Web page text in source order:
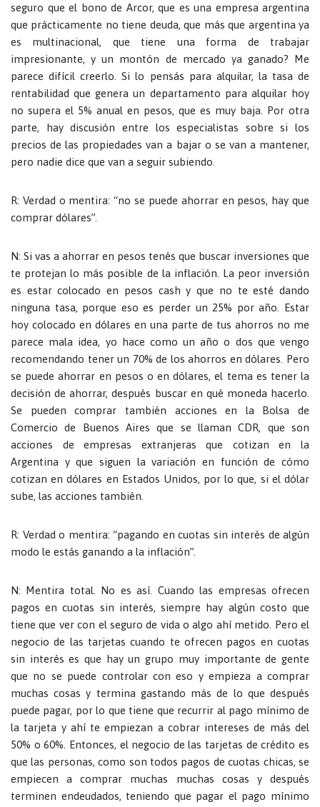
seguro que el bono de Arcor, que es una empresa argentina
que prácticamente no tiene deuda, que más que argentina ya
es multinacional, que tiene una forma de trabajar
impresionante, y un montón de mercado ya ganado? Me
parece difícil creerlo. Si lo pensás para alquilar, la tasa de
rentabilidad que genera un departamento para alquilar hoy
no supera el 5% anual en pesos, que es muy baja. Por otra
parte, hay discusión entre los especialistas sobre si los
precios de las propiedades van a bajar o se van a mantener,
pero nadie dice que van a seguir subiendo.
R: Verdad o mentira: “no se puede ahorrar en pesos, hay que
comprar dólares”.
N: Si vas a ahorrar en pesos tenés que buscar inversiones que
te protejan lo más posible de la inflación. La peor inversión
es estar colocado en pesos cash y que no te esté dando
ninguna tasa, porque eso es perder un 25% por año. Estar
hoy colocado en dólares en una parte de tus ahorros no me
parece mala idea, yo hace como un año o dos que vengo
recomendando tener un 70% de los ahorros en dólares. Pero
se puede ahorrar en pesos o en dólares, el tema es tener la
decisión de ahorrar, después buscar en qué moneda hacerlo.
Se pueden comprar también acciones en la Bolsa de
Comercio de Buenos Aires que se llaman CDR, que son
acciones de empresas extranjeras que cotizan en la
Argentina y que siguen la variación en función de cómo
cotizan en dólares en Estados Unidos, por lo que, si el dólar
sube, las acciones también.
R: Verdad o mentira: “pagando en cuotas sin interés de algún
modo le estás ganando a la inflación”.
N: Mentira total. No es así. Cuando las empresas ofrecen
pagos en cuotas sin interés, siempre hay algún costo que
tiene que ver con el seguro de vida o algo ahí metido. Pero el
negocio de las tarjetas cuando te ofrecen pagos en cuotas
sin interés es que hay un grupo muy importante de gente
que no se puede controlar con eso y empieza a comprar
muchas cosas y termina gastando más de lo que después
puede pagar, por lo que tiene que recurrir al pago mínimo de
la tarjeta y ahí te empiezan a cobrar intereses de más del
50% o 60%. Entonces, el negocio de las tarjetas de crédito es
que las personas, como son todos pagos de cuotas chicas, se
empiecen a comprar muchas muchas cosas y después
terminen endeudados, teniendo que pagar el pago mínimo